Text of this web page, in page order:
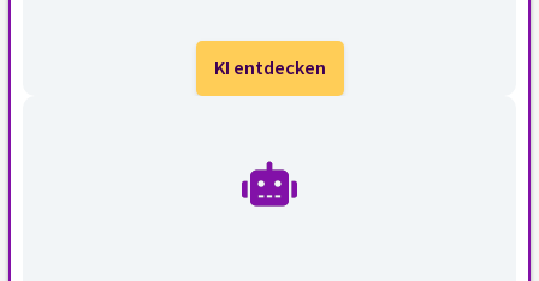
KI entdecken